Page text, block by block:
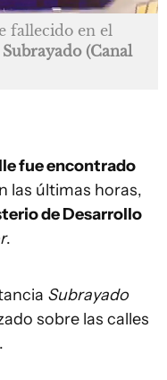
fallecido en el
(Canal
fue encontrado
las últimas horas,
de Desarrollo
.
Subrayado
sobre las calles
.